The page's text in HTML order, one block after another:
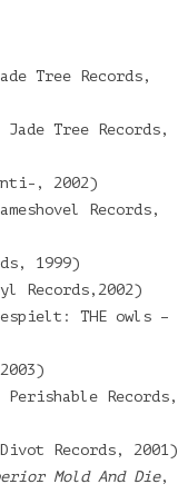
Tree Records,
Tree Records,
, 2002)
Records,
1999)
Records,2002)
THE owls –
Records,
Records, 2001)
Mold And Die,